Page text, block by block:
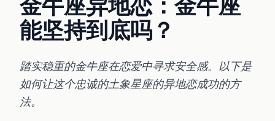
能坚持到底吗？
踏实稳重的金牛座在恋爱中寻求安全感。以下是
如何让这个忠诚的土象星座的异地恋成功的方
法。